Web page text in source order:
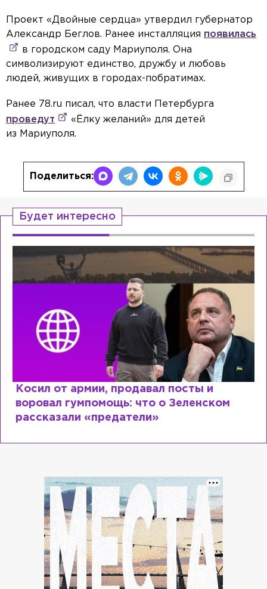
Проект «Двойные сердца» утвердил губернатор
Александр Беглов. Ранее инсталляция появилась
в городском саду Мариуполя. Она
символизируют единство, дружбу и любовь
людей, живущих в городах-побратимах.
Ранее 78.ru писал, что власти Петербурга
проведут
«Ёлку желаний» для детей
из Мариуполя.
Поделиться:
Будет интересно
Косил от армии, продавал посты и
воровал гумпомощь: что о Зеленском
рассказали «предатели»